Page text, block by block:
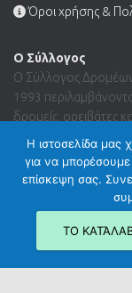
Όροι χρήσης &
Ο Σύλλογος
Ο Σύλλογος Δρομέων
1993
δρομείς, ορειβάτες
Search …
Η ιστοσελίδα μας
για να
επίσκεψη σας.
ΤΟ